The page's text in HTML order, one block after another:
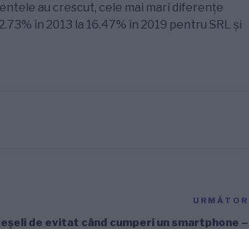
au crescut, cele mai mari diferențe
în 2013 la 16.47% în 2019 pentru SRL și
URMĂTOR
de evitat când cumperi un smartphone –